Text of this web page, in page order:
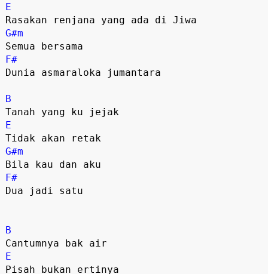
E
G#m
F#
Dunia asmaraloka jumantara
B
E
G#m
F#
Dua jadi satu
B
E